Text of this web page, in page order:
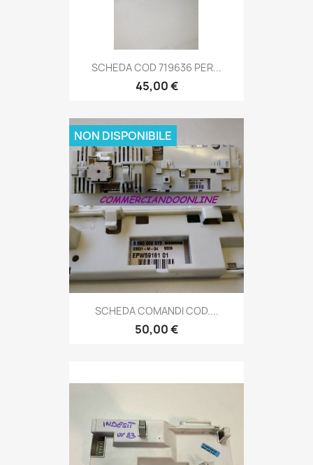
SCHEDA COD 719636 PER...
45,00 €
SCHEDA COMANDI COD....
50,00 €
NON DISPONIBILE